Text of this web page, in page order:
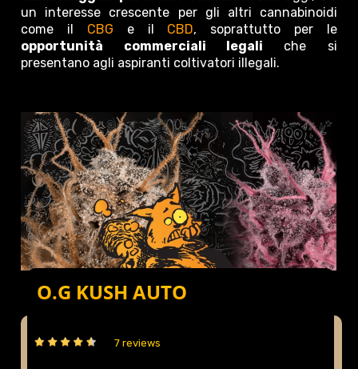
un interesse crescente per gli altri cannabinoidi
come il CBG e il CBD, soprattutto per le
opportunità commerciali legali che si
presentano agli aspiranti coltivatori illegali.
O.G KUSH AUTO
7 reviews